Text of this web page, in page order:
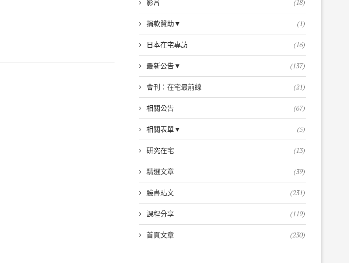
影片 (18)
捐款贊助▼ (1)
日本在宅專訪 (16)
最新公告▼ (137)
會刊：在宅最前線 (21)
相關公告 (67)
相關表單▼ (5)
研究在宅 (13)
精選文章 (39)
臉書貼文 (231)
課程分享 (119)
首頁文章 (230)